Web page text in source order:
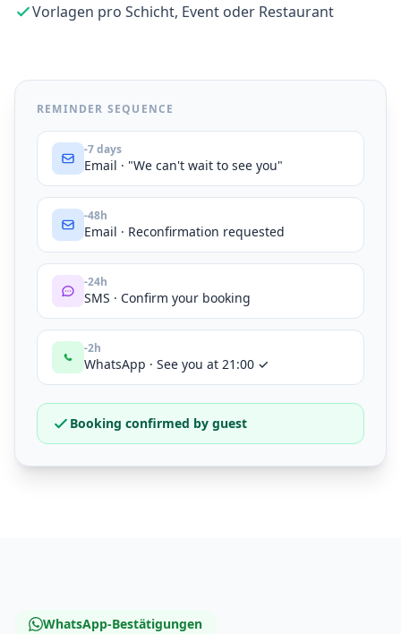
Vorlagen pro Schicht, Event oder Restaurant
REMINDER SEQUENCE
-7 days
Email · "We can't wait to see you"
-48h
Email · Reconfirmation requested
-24h
SMS · Confirm your booking
-2h
WhatsApp · See you at 21:00 ✓
Booking confirmed by guest
WhatsApp-Bestätigungen